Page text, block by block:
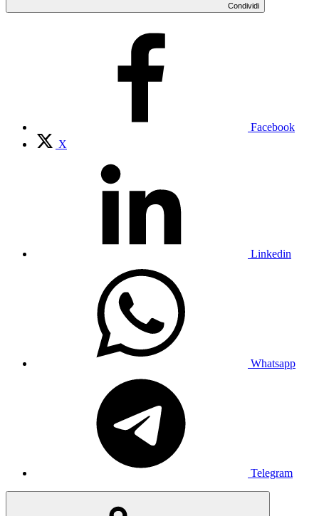
Condividi
Facebook
X
Linkedin
Whatsapp
Telegram